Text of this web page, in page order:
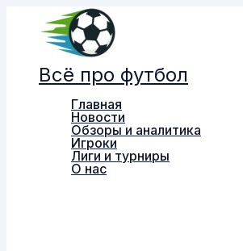
Перейти
содержимому
Всё про футбол
Главная
Новости
Обзоры и аналитика
Игроки
Лиги и турниры
О нас